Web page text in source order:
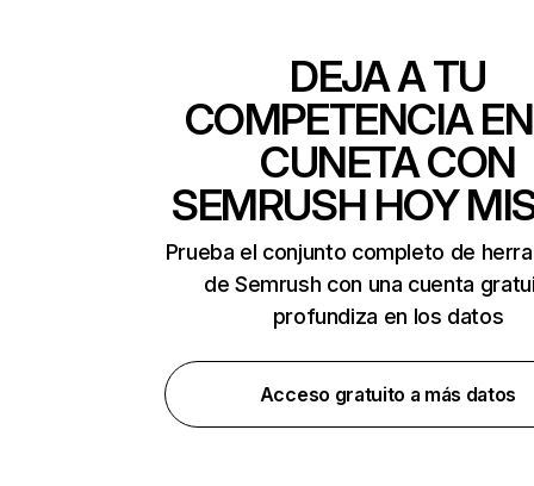
DEJA A TU
COMPETENCIA
CUNETA CON
SEMRUSH HOY
Prueba el conjunto completo de
de Semrush con una cuenta
profundiza en los datos
Acceso gratuito a más datos